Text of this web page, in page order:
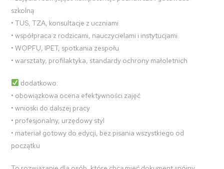
szkolną
• TUS, TZA, konsultacje z uczniami
• współpraca z rodzicami, nauczycielami i instytucjami
• WOPFU, IPET, spotkania zespołu
• warsztaty, profilaktyka, standardy ochrony małoletnich
dodatkowo:
• obowiązkowa ocena efektywności zajęć
• wnioski do dalszej pracy
• profesjonalny, urzędowy styl
• materiał gotowy do edycji, bez pisania wszystkiego od
początku